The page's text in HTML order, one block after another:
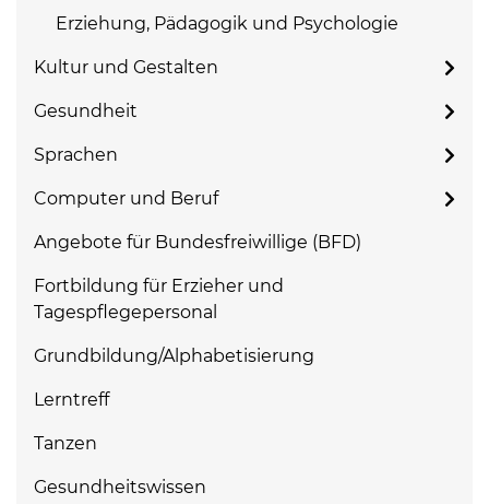
Erziehung, Pädagogik und Psychologie
Kultur und Gestalten
Gesundheit
Sprachen
Computer und Beruf
Angebote für Bundesfreiwillige (BFD)
Fortbildung für Erzieher und
Tagespflegepersonal
Grundbildung/Alphabetisierung
Lerntreff
Tanzen
Gesundheitswissen